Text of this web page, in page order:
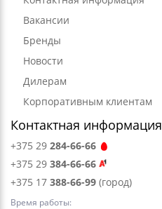
Вакансии
Бренды
Новости
Дилерам
Корпоративным клиентам
Контактная информация
+375 29 284-66-66
+375 29 384-66-66
+375 17 388-66-99 (город)
Время работы: